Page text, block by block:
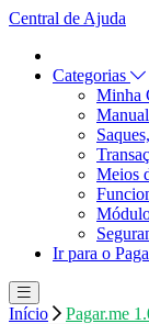
Central de Ajuda
Categorias
Minha
Meios
Ir para o
Início Pagar.me